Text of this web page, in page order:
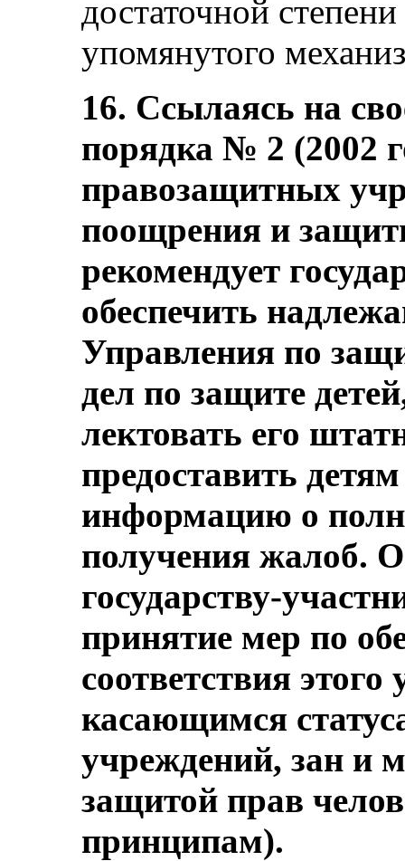
достаточной
упомянутого
16. Ссылаясь на
порядка № 2 (2002
правозащитных
поощрения и
рекомендует
обеспечить
Управления по
дел по защите
лектовать его
предоставить
информацию о
получения жалоб.
государству-
принятие мер по
соответствия
касающимся
учреждений, зан и
защитой прав
принципам).